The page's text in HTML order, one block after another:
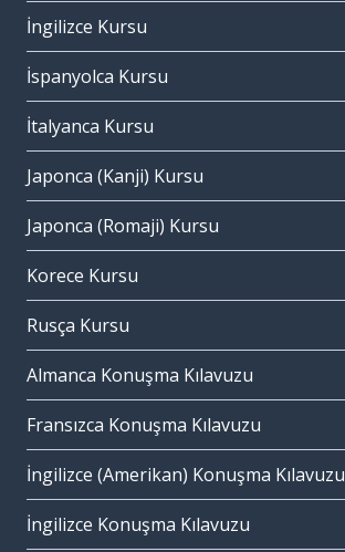
İngilizce Kursu
İspanyolca Kursu
İtalyanca Kursu
Japonca (Kanji) Kursu
Japonca (Romaji) Kursu
Korece Kursu
Rusça Kursu
Almanca Konuşma Kılavuzu
Fransızca Konuşma Kılavuzu
İngilizce (Amerikan) Konuşma Kılavuzu
İngilizce Konuşma Kılavuzu